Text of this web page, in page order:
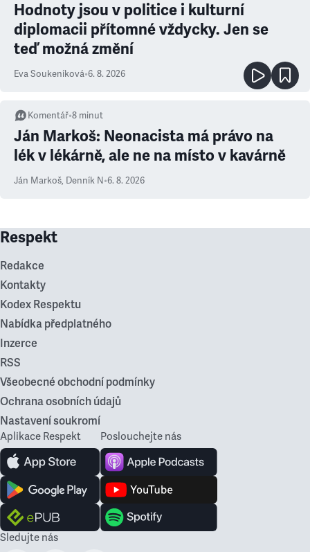
Hodnoty jsou v politice i kulturní
diplomacii přítomné vždycky. Jen se
teď možná změní
Eva Soukeníková•6. 8. 2026
Komentář•8 minut
Ján Markoš: Neonacista má právo na
lék v lékárně, ale ne na místo v kavárně
Ján Markoš, Denník N•6. 8. 2026
Respekt
Redakce
Kontakty
Kodex Respektu
Nabídka předplatného
Inzerce
RSS
Všeobecné obchodní podmínky
Ochrana osobních údajů
Nastavení soukromí
Aplikace Respekt Poslouchejte nás
Sledujte nás